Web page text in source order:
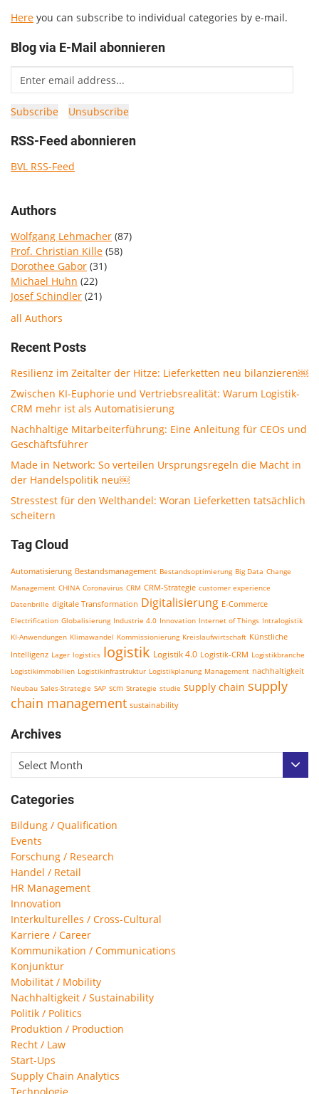
Here you can subscribe to individual categories by e-mail.
Blog via E-Mail abonnieren
RSS-Feed abonnieren
BVL RSS-Feed
Authors
Wolfgang Lehmacher (87)
Prof. Christian Kille (58)
Dorothee Gabor (31)
Michael Huhn (22)
Josef Schindler (21)
all Authors
Recent Posts
Resilienz im Zeitalter der Hitze: Lieferketten neu bilanzieren￼
Zwischen KI-Euphorie und Vertriebsrealität: Warum Logistik-
CRM mehr ist als Automatisierung
Nachhaltige Mitarbeiterführung: Eine Anleitung für CEOs und
Geschäftsführer
Made in Network: So verteilen Ursprungsregeln die Macht in
der Handelspolitik neu￼
Stresstest für den Welthandel: Woran Lieferketten tatsächlich
scheitern
Tag Cloud
Automatisierung Bestandsmanagement Bestandsoptimierung Big Data Change
Management CHINA Coronavirus CRM CRM-Strategie customer experience
Datenbrille digitale Transformation Digitalisierung E-Commerce
Electrification Globalisierung Industrie 4.0 Innovation Internet of Things Intralogistik
KI-Anwendungen Klimawandel Kommissionierung Kreislaufwirtschaft Künstliche
Intelligenz Lager logistics logistik Logistik 4.0 Logistik-CRM Logistikbranche
Logistikimmobilien Logistikinfrastruktur Logistikplanung Management nachhaltigkeit
Neubau Sales-Strategie SAP scm Strategie studie supply chain supply
chain management sustainability
Archives
Select Month
Categories
Bildung / Qualification
Events
Forschung / Research
Handel / Retail
HR Management
Innovation
Interkulturelles / Cross-Cultural
Karriere / Career
Kommunikation / Communications
Konjunktur
Mobilität / Mobility
Nachhaltigkeit / Sustainability
Politik / Politics
Produktion / Production
Recht / Law
Start-Ups
Supply Chain Analytics